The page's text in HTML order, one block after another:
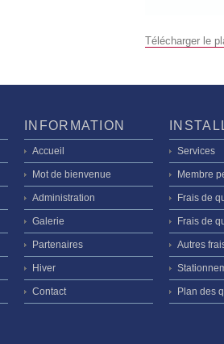
Télécharger le
INFORMATION
Accueil
Mot de bienvenue
Administration
Galerie
Partenaires
Hiver
Contact
Services
Membre
Frais de
Frais de
Autres
Plan des